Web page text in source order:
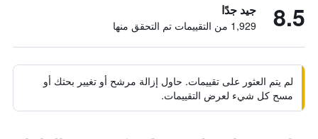
8.5 جيد جدًا
1,929 من التقييمات تم التحقق منها
لم يتم العثور على تقييمات. حاول إزالة مرشح أو تغيير بحثك أو
مسح كل شيء لعرض التقييمات.